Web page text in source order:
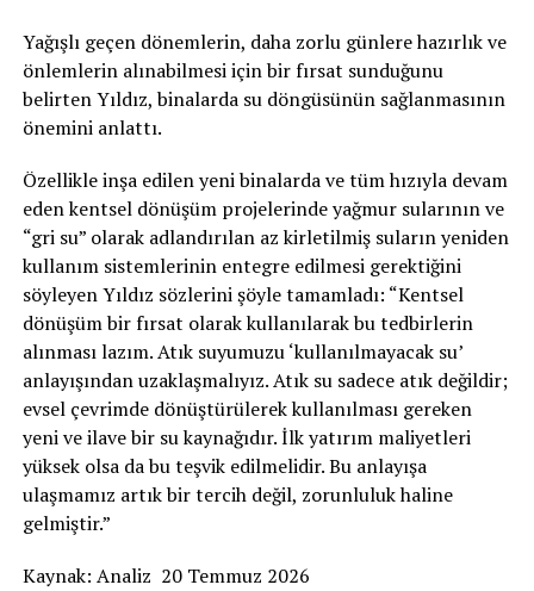
Yağışlı geçen dönemlerin, daha zorlu günlere hazırlık ve
önlemlerin alınabilmesi için bir fırsat sunduğunu
belirten Yıldız, binalarda su döngüsünün sağlanmasının
önemini anlattı.
Özellikle inşa edilen yeni binalarda ve tüm hızıyla devam
eden kentsel dönüşüm projelerinde yağmur sularının ve
“gri su” olarak adlandırılan az kirletilmiş suların yeniden
kullanım sistemlerinin entegre edilmesi gerektiğini
söyleyen Yıldız sözlerini şöyle tamamladı: “Kentsel
dönüşüm bir fırsat olarak kullanılarak bu tedbirlerin
alınması lazım. Atık suyumuzu ‘kullanılmayacak su’
anlayışından uzaklaşmalıyız. Atık su sadece atık değildir;
evsel çevrimde dönüştürülerek kullanılması gereken
yeni ve ilave bir su kaynağıdır. İlk yatırım maliyetleri
yüksek olsa da bu teşvik edilmelidir. Bu anlayışa
ulaşmamız artık bir tercih değil, zorunluluk haline
gelmiştir.”
Kaynak: Analiz 20 Temmuz 2026